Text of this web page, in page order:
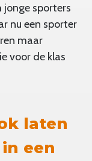
sporters
nu een sporter
maar
voor de klas
laten
een